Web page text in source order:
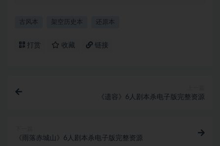
古风本 架空历史本 还原本
打赏 收藏 链接
《遗容》6人剧本杀电子版完整资源
《雨落赤城山》6人剧本杀电子版完整资源